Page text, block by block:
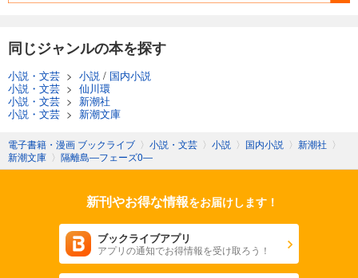
同じジャンルの本を探す
小説・文芸 > 小説 / 国内小説
小説・文芸 > 仙川環
小説・文芸 > 新潮社
小説・文芸 > 新潮文庫
電子書籍・漫画 ブックライブ 〉 小説・文芸 〉 小説 〉 国内小説 〉 新潮社 〉
新潮文庫 〉 隔離島―フェーズ0―
新刊やお得な情報をお届けします！
ブックライブアプリ
アプリの通知でお得情報を受け取ろう！